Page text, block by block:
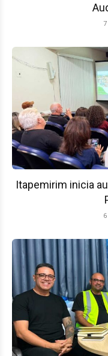
Itapemirim inicia